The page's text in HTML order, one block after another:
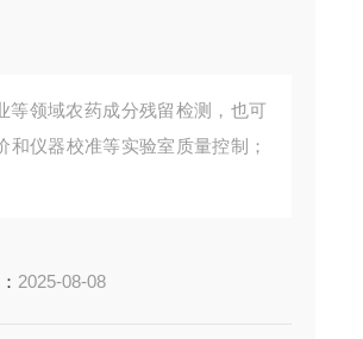
等领域农药成分残留检测，也可
仪器校准等实验室质量控制；
2025-08-08